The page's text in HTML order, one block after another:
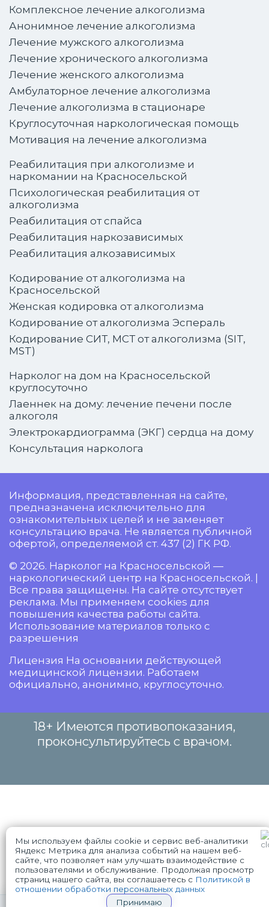
Комплексное лечение алкоголизма
Анонимное лечение алкоголизма
Лечение мужского алкоголизма
Лечение хронического алкоголизма
Лечение женского алкоголизма
Амбулаторное лечение алкоголизма
Лечение алкоголизма в стационаре
Круглосуточная наркологическая помощь
Мотивация на лечение алкоголизма
Реабилитация при алкоголизме и
наркомании на Красносельской
Психологическая реабилитация от
алкоголизма
Реабилитация от спайса
Реабилитация наркозависимых
Реабилитация алкозависимых
Кодирование от алкоголизма на
Красносельской
Женская кодировка от алкоголизма
Кодирование от алкоголизма Эспераль
Кодирование СИТ, МСТ от алкоголизма (SIT,
MST)
Нарколог на дом на Красносельской
круглосуточно
Лаеннек на дому: лечение печени после
алкоголя
Электрокардиограмма (ЭКГ) сердца на дому
Консультация нарколога
Информация, представленная на сайте,
предназначена исключительно для
ознакомительных целей и не заменяет
консультацию врача. Не является публичной
офертой, определяемой ст. 437 (2) ГК РФ.
© 2026. Нарколог на Красносельской —
наркологический центр на Красносельской. |
Все права защищены. На сайте отсутствует
реклама. Мы применяем cookies для
повышения качества работы сайта.
Использование материалов только с
разрешения
Лицензия На основании действующей
медицинской лицензии. Работаем
официально, анонимно, круглосуточно.
18+ Имеются противопоказания,
проконсультируйтесь с врачом.
WhatsApp Telegram
Мы используем файлы cookie и сервис веб-аналитики
Яндекс Метрика для анализа событий на нашем веб-
сайте, что позволяет нам улучшать взаимодействие с
пользователями и обслуживание. Продолжая просмотр
страниц нашего сайта, вы соглашаетесь с Политикой в
отношении обработки персональных данных
Принимаю